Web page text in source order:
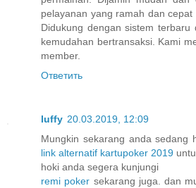
pelayanan yang ramah dan cepat
Didukung dengan sistem
kemudahan bertransaksi. Kami
member.
Ответить
luffy 20.03.2019, 12:09
Mungkin sekarang anda sedang
link alternatif kartupoker 2019
hoki anda segera kunjungi
remi poker sekarang juga. dan